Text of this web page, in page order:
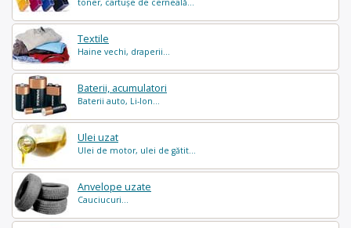
Textile
Haine vechi, draperii...
Baterii, acumulatori
Baterii auto, Li-Ion...
Ulei uzat
Ulei de motor, ulei de gătit...
Anvelope uzate
Cauciucuri...